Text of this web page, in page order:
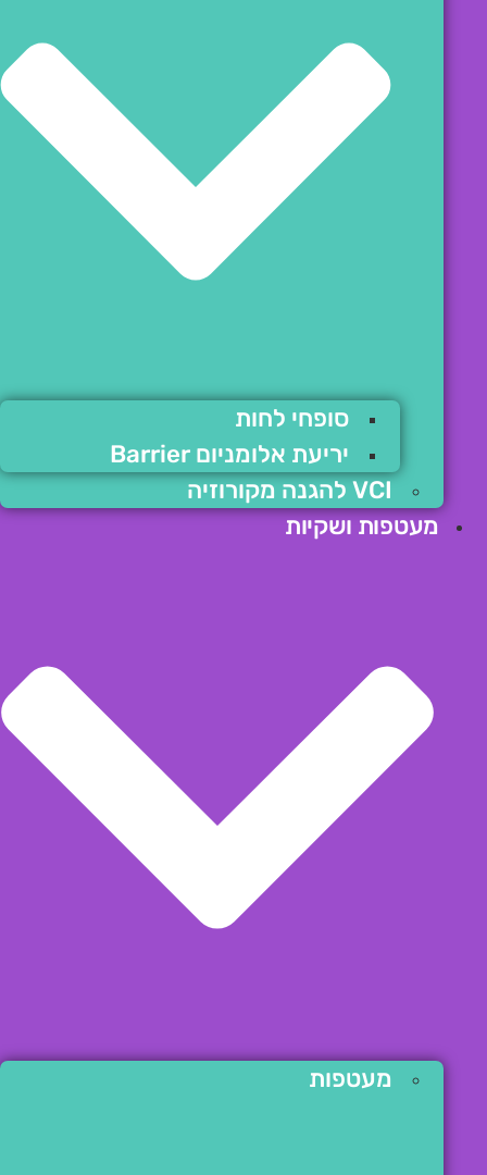
סופחי לחות
יריעת אלומניום Barrier
VCI להגנה מקורוזיה
מעטפות ושקיות
מעטפות